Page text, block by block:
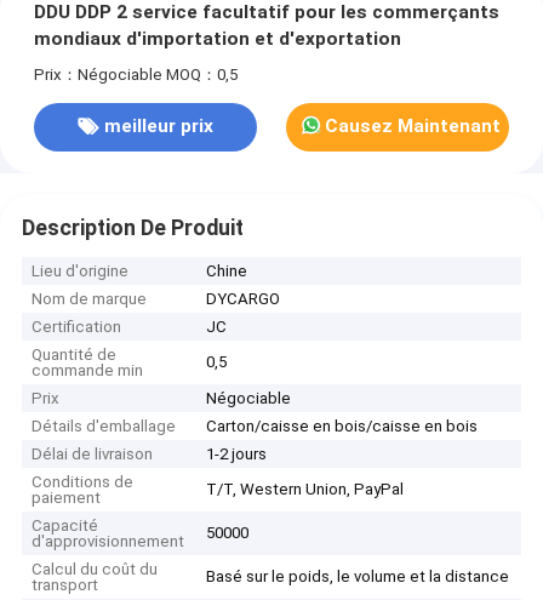
DDU DDP 2 service facultatif pour les commerçants
mondiaux d'importation et d'exportation
Prix：Négociable MOQ：0,5
meilleur prix Causez Maintenant
Description De Produit
Lieu d'origine
Chine
Nom de marque
DYCARGO
Certification
JC
Quantité de
commande min
0,5
Prix
Négociable
Détails d'emballage
Carton/caisse en bois/caisse en bois
Délai de livraison
1-2 jours
Conditions de
paiement
T/T, Western Union, PayPal
Capacité
d'approvisionnement
50000
Calcul du coût du
transport
Basé sur le poids, le volume et la distance